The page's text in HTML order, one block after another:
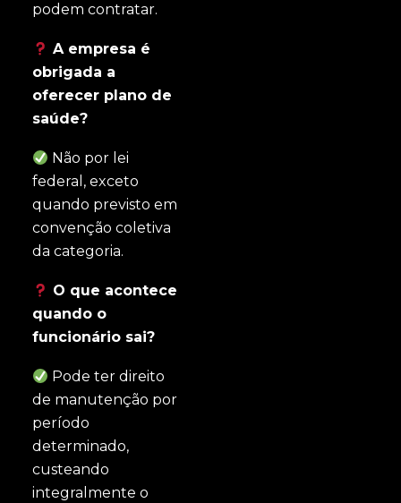
podem contratar.
A empresa é
obrigada a
oferecer plano de
saúde?
Não por lei
federal, exceto
quando previsto em
convenção coletiva
da categoria.
O que acontece
quando o
funcionário sai?
Pode ter direito
de manutenção por
período
determinado,
custeando
integralmente o